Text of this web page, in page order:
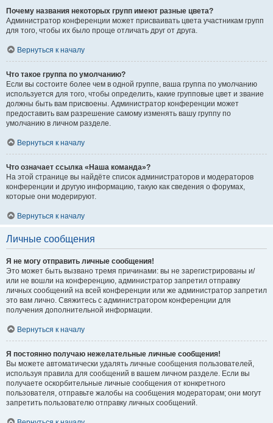
Почему названия некоторых групп имеют разные цвета?
Администратор конференции может присваивать цвета участникам групп
для того, чтобы их было проще отличать друг от друга.
Вернуться к началу
Что такое группа по умолчанию?
Если вы состоите более чем в одной группе, ваша группа по умолчанию
используется для того, чтобы определить, какие групповые цвет и звание
должны быть вам присвоены. Администратор конференции может
предоставить вам разрешение самому изменять вашу группу по
умолчанию в личном разделе.
Вернуться к началу
Что означает ссылка «Наша команда»?
На этой странице вы найдёте список администраторов и модераторов
конференции и другую информацию, такую как сведения о форумах,
которые они модерируют.
Вернуться к началу
Личные сообщения
Я не могу отправить личные сообщения!
Это может быть вызвано тремя причинами: вы не зарегистрированы и/
или не вошли на конференцию, администратор запретил отправку
личных сообщений на всей конференции или же администратор запретил
это вам лично. Свяжитесь с администратором конференции для
получения дополнительной информации.
Вернуться к началу
Я постоянно получаю нежелательные личные сообщения!
Вы можете автоматически удалять личные сообщения пользователей,
используя правила для сообщений в вашем личном разделе. Если вы
получаете оскорбительные личные сообщения от конкретного
пользователя, отправьте жалобы на сообщения модераторам; они могут
запретить пользователю отправку личных сообщений.